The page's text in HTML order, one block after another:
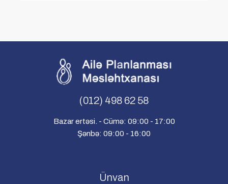
(012) 498 62 58
Bazar ertəsi. - Cümə: 09:00 - 17:00
Şənbə: 09:00 - 16:00
Ünvan